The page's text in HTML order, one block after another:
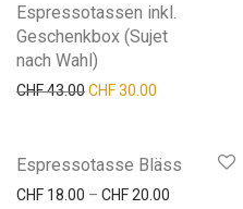
Espressotassen inkl.
Geschenkbox (Sujet
nach Wahl)
CHF43.00Ursprünglicher Preis
CHF30.00
Espressotasse Bläss
CHF 18.00 – CHF20.00